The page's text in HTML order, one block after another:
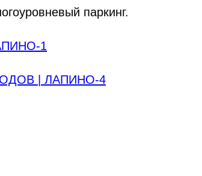
паркинг.
1
| ЛАПИНО-4